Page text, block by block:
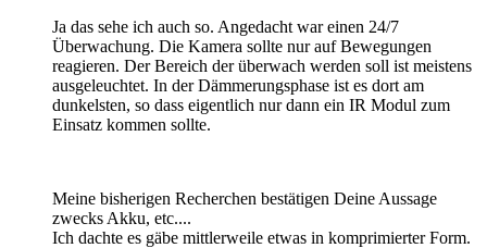
Ja das sehe ich auch so. Angedacht war einen 24/7
Überwachung. Die Kamera sollte nur auf Bewegungen
reagieren. Der Bereich der überwach werden soll ist meistens
ausgeleuchtet. In der Dämmerungsphase ist es dort am
dunkelsten, so dass eigentlich nur dann ein IR Modul zum
Einsatz kommen sollte.
Meine bisherigen Recherchen bestätigen Deine Aussage
zwecks Akku, etc....
Ich dachte es gäbe mittlerweile etwas in komprimierter Form.